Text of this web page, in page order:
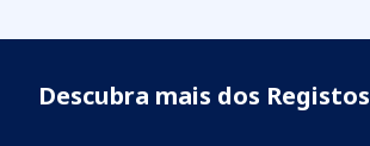
Descubra mais dos Registos